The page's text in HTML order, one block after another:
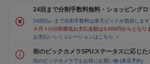
24回まで分割手数料無料・ショッピングロ
24回払いまで分割手数料は楽天ビックが負担します
※月々の分割最低お支払金額は3,000円からとなり
お支払いシミュレーションはこちら ＞
街のビックカメラSPUステータスに応じた
街のビックカメラでもお得にお買い物 (来店予約)